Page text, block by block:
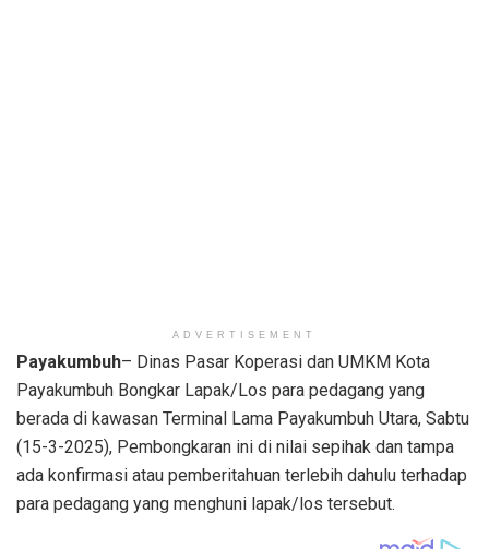
ADVERTISEMENT
Payakumbuh– Dinas Pasar Koperasi dan UMKM Kota
Payakumbuh Bongkar Lapak/Los para pedagang yang
berada di kawasan Terminal Lama Payakumbuh Utara, Sabtu
(15-3-2025), Pembongkaran ini di nilai sepihak dan tampa
ada konfirmasi atau pemberitahuan terlebih dahulu terhadap
para pedagang yang menghuni lapak/los tersebut.